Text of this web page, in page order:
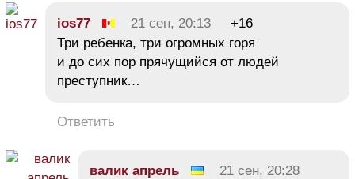
ios77 21 сен, 20:13
+16
Три ребенка, три огромных горя
и до сих пор прячущийся от людей
преступник…
Ответить
валик апрель
21 сен, 20:28